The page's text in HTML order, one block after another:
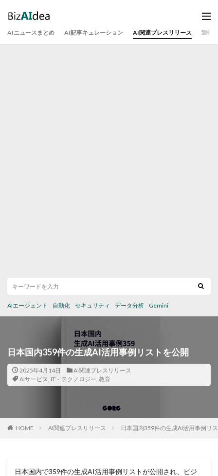
AIニュースまとめ AI記事キュレーション AI関連プレスリリース 運営
AIエージェント 自動化 セキュリティ データ分析 Gemini
日本国内359件の生成AI活用事例リストを公開
2025年4月14日
AI関連プレスリリース
AIサービス, IT・テクノロジー, 教育
HOME AI関連プレスリリース 日本国内359件の生成AI活用事例リ
日本国内で359件の生成AI活用事例リストが公開され、ビジ